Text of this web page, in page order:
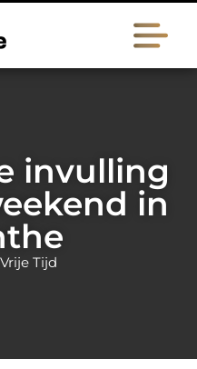
invulling
in
Tijd